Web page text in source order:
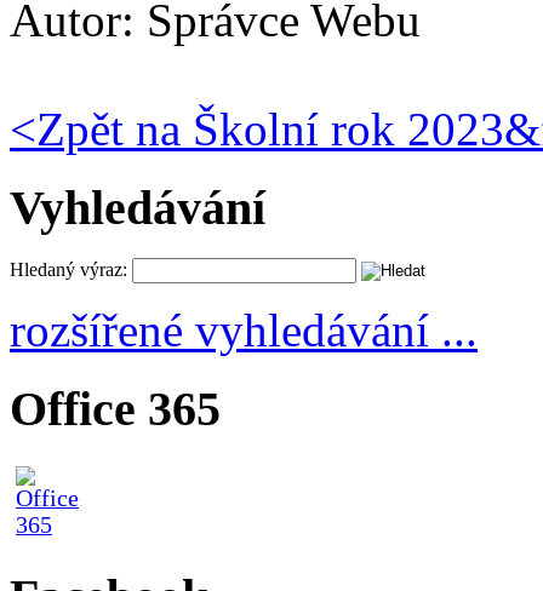
Autor: Správce Webu
<Zpět na Školní rok
Vyhledávání
Hledaný výraz:
rozšířené vyhledávání ...
Office 365